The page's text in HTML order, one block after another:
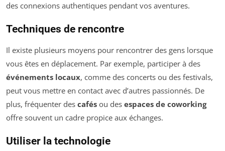
des connexions authentiques pendant vos aventures.
Techniques de rencontre
Il existe plusieurs moyens pour rencontrer des gens lorsque
vous êtes en déplacement. Par exemple, participer à des
événements locaux, comme des concerts ou des festivals,
peut vous mettre en contact avec d’autres passionnés. De
plus, fréquenter des cafés ou des espaces de coworking
offre souvent un cadre propice aux échanges.
Utiliser la technologie